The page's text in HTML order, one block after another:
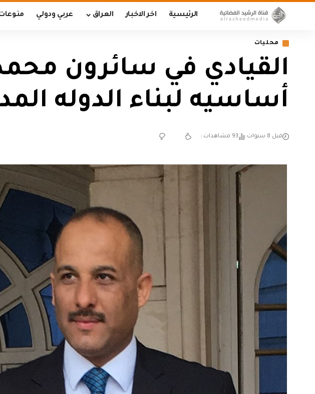
الرئيسية اخر الاخبار العراق عربي ودولي
محليات
القيادي في سائرون
أساسيه لبناء الدوله
قبل 8 سنوات 93 مشاهدات